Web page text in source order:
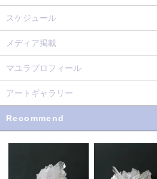
スケジュール
メディア掲載
マユラプロフィール
アートギャラリー
Recommend